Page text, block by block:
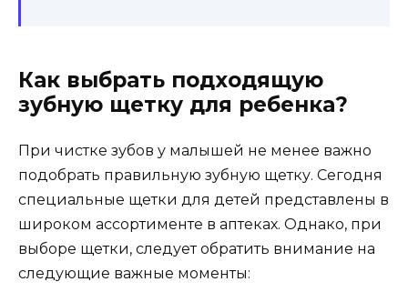
Как выбрать подходящую
зубную щетку для ребенка?
При чистке зубов у малышей не менее важно
подобрать правильную зубную щетку. Сегодня
специальные щетки для детей представлены в
широком ассортименте в аптеках. Однако, при
выборе щетки, следует обратить внимание на
следующие важные моменты: